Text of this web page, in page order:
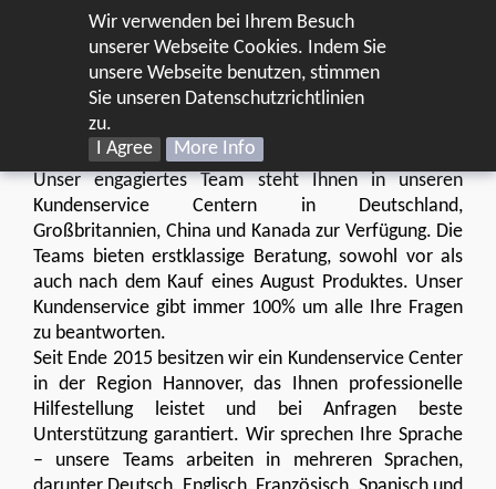
Wir verwenden bei Ihrem Besuch
unserer Webseite Cookies. Indem Sie
unsere Webseite benutzen, stimmen
Sie unseren Datenschutzrichtlinien
zu.
I Agree
More Info
Support Kundenservice
Unser engagiertes Team steht Ihnen in unseren
Kundenservice Centern in Deutschland,
Großbritannien, China und Kanada zur Verfügung. Die
Teams bieten erstklassige Beratung, sowohl vor als
auch nach dem Kauf eines August Produktes. Unser
Kundenservice gibt immer 100% um alle Ihre Fragen
zu beantworten.
Seit Ende 2015 besitzen wir ein Kundenservice Center
in der Region Hannover, das Ihnen professionelle
Hilfestellung leistet und bei Anfragen beste
Unterstützung garantiert. Wir sprechen Ihre Sprache
– unsere Teams arbeiten in mehreren Sprachen,